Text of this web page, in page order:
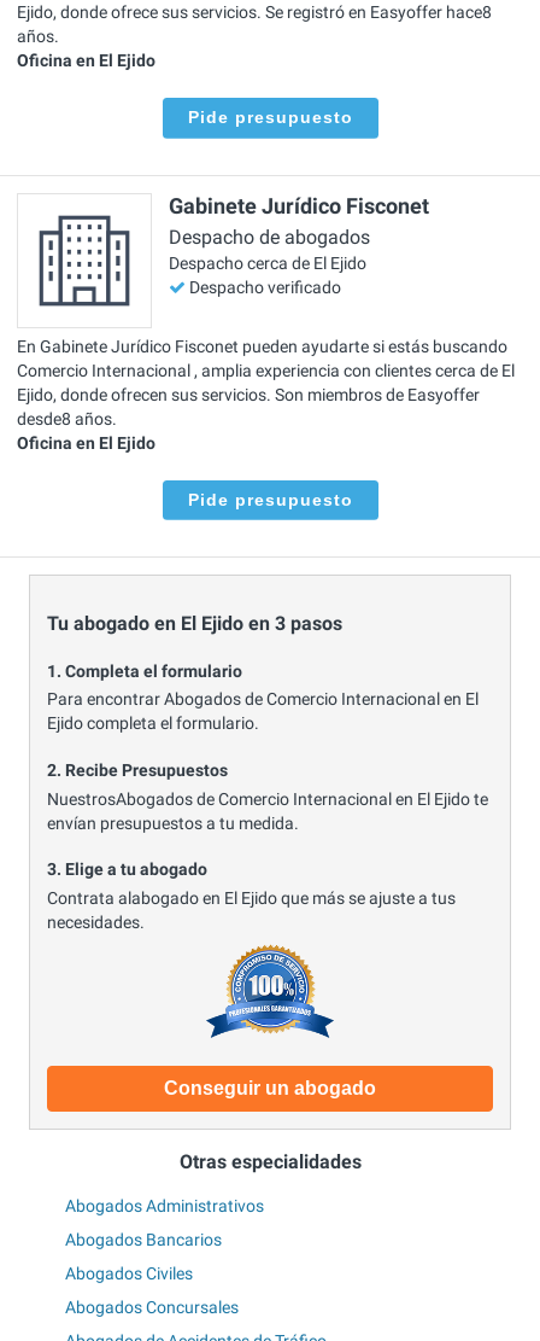
Ejido, donde ofrece sus servicios. Se registró en Easyoffer hace8
años.
Oficina en El Ejido
Pide presupuesto
Gabinete Jurídico Fisconet
Despacho de abogados
Despacho cerca de El Ejido
Despacho verificado
En Gabinete Jurídico Fisconet pueden ayudarte si estás buscando
Comercio Internacional , amplia experiencia con clientes cerca de El
Ejido, donde ofrecen sus servicios. Son miembros de Easyoffer
desde8 años.
Oficina en El Ejido
Pide presupuesto
Tu abogado en El Ejido en 3 pasos
1. Completa el formulario
Para encontrar Abogados de Comercio Internacional en El
Ejido completa el formulario.
2. Recibe Presupuestos
NuestrosAbogados de Comercio Internacional en El Ejido te
envían presupuestos a tu medida.
3. Elige a tu abogado
Contrata alabogado en El Ejido que más se ajuste a tus
necesidades.
Conseguir un abogado
Otras especialidades
Abogados Administrativos
Abogados Bancarios
Abogados Civiles
Abogados Concursales